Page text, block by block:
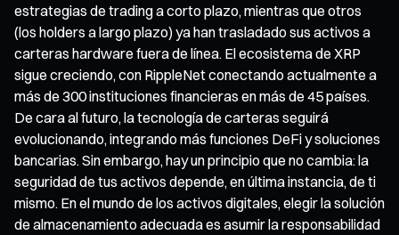
estrategias de trading a corto plazo, mientras que otros
(los holders a largo plazo) ya han trasladado sus activos a
carteras hardware fuera de línea. El ecosistema de XRP
sigue creciendo, con RippleNet conectando actualmente a
más de 300 instituciones financieras en más de 45 países.
De cara al futuro, la tecnología de carteras seguirá
evolucionando, integrando más funciones DeFi y soluciones
bancarias. Sin embargo, hay un principio que no cambia: la
seguridad de tus activos depende, en última instancia, de ti
mismo. En el mundo de los activos digitales, elegir la solución
de almacenamiento adecuada es asumir la responsabilidad